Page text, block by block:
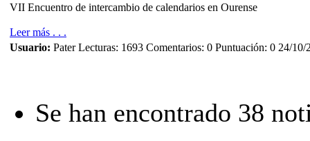
VII Encuentro de intercambio de calendarios en Ourense
Leer más . . .
Usuario: Pater Lecturas: 1693 Comentarios: 0 Puntuación: 0 24/10/
Se han encontrado 38